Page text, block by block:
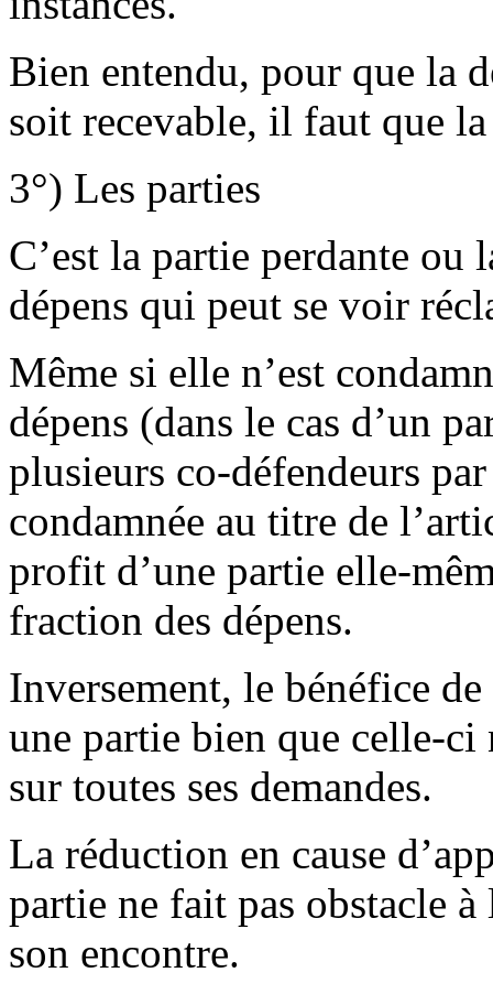
Bien entendu, pour que la
soit recevable, il faut que
3°) Les parties
C’est la partie perdante ou
dépens qui peut se voir
Même si elle n’est
dépens (dans le cas d’un
plusieurs co-défendeurs
condamnée au titre de
profit d’une partie elle-
fraction des dépens.
Inversement, le bénéfice
une partie bien que celle-ci
sur toutes ses demandes.
La réduction en cause
partie ne fait pas obstacle
son encontre.